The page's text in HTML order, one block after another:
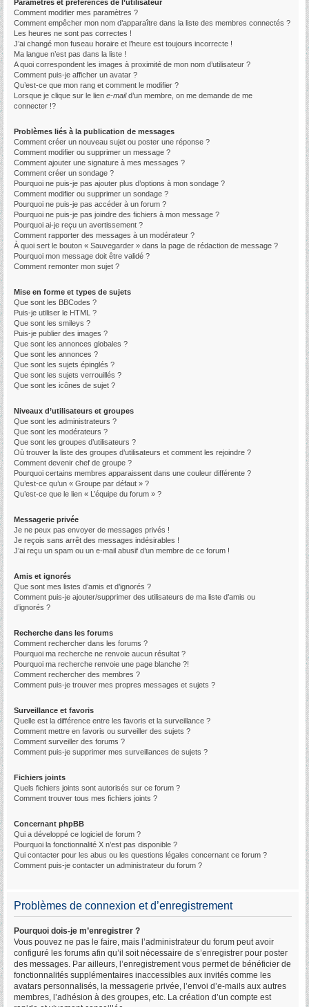
Paramètres et préférences de l’utilisateur
Comment modifier mes paramètres ?
Comment empêcher mon nom d’apparaître dans la liste des membres connectés ?
Les heures ne sont pas correctes !
J’ai changé mon fuseau horaire et l’heure est toujours incorrecte !
Ma langue n’est pas dans la liste !
A quoi correspondent les images à proximité de mon nom d’utilisateur ?
Comment puis-je afficher un avatar ?
Qu’est-ce que mon rang et comment le modifier ?
Lorsque je clique sur le lien e-maild’un membre, on me demande de me
connecter !?
Problèmes liés à la publication de messages
Comment créer un nouveau sujet ou poster une réponse ?
Comment modifier ou supprimer un message ?
Comment ajouter une signature à mes messages ?
Comment créer un sondage ?
Pourquoi ne puis-je pas ajouter plus d’options à mon sondage ?
Comment modifier ou supprimer un sondage ?
Pourquoi ne puis-je pas accéder à un forum ?
Pourquoi ne puis-je pas joindre des fichiers à mon message ?
Pourquoi ai-je reçu un avertissement ?
Comment rapporter des messages à un modérateur ?
À quoi sert le bouton « Sauvegarder » dans la page de rédaction de message ?
Pourquoi mon message doit être validé ?
Comment remonter mon sujet ?
Mise en forme et types de sujets
Que sont les BBCodes ?
Puis-je utiliser le HTML ?
Que sont les smileys ?
Puis-je publier des images ?
Que sont les annonces globales ?
Que sont les annonces ?
Que sont les sujets épinglés ?
Que sont les sujets verrouillés ?
Que sont les icônes de sujet ?
Niveaux d’utilisateurs et groupes
Que sont les administrateurs ?
Que sont les modérateurs ?
Que sont les groupes d’utilisateurs ?
Où trouver la liste des groupes d’utilisateurs et comment les rejoindre ?
Comment devenir chef de groupe ?
Pourquoi certains membres apparaissent dans une couleur différente ?
Qu’est-ce qu’un « Groupe par défaut » ?
Qu’est-ce que le lien « L’équipe du forum » ?
Messagerie privée
Je ne peux pas envoyer de messages privés !
Je reçois sans arrêt des messages indésirables !
J’ai reçu un spam ou un e-mail abusif d’un membre de ce forum !
Amis et ignorés
Que sont mes listes d’amis et d’ignorés ?
Comment puis-je ajouter/supprimer des utilisateurs de ma liste d’amis ou
d’ignorés ?
Recherche dans les forums
Comment rechercher dans les forums ?
Pourquoi ma recherche ne renvoie aucun résultat ?
Pourquoi ma recherche renvoie une page blanche ?!
Comment rechercher des membres ?
Comment puis-je trouver mes propres messages et sujets ?
Surveillance et favoris
Quelle est la différence entre les favoris et la surveillance ?
Comment mettre en favoris ou surveiller des sujets ?
Comment surveiller des forums ?
Comment puis-je supprimer mes surveillances de sujets ?
Fichiers joints
Quels fichiers joints sont autorisés sur ce forum ?
Comment trouver tous mes fichiers joints ?
Concernant phpBB
Qui a développé ce logiciel de forum ?
Pourquoi la fonctionnalité X n’est pas disponible ?
Qui contacter pour les abus ou les questions légales concernant ce forum ?
Comment puis-je contacter un administrateur du forum ?
Problèmes de connexion et d’enregistrement
Pourquoi dois-je m’enregistrer ?
Vous pouvez ne pas le faire, mais l’administrateur du forum peut avoir
configuré les forums afin qu’il soit nécessaire de s’enregistrer pour poster
des messages. Par ailleurs, l’enregistrement vous permet de bénéficier de
fonctionnalités supplémentaires inaccessibles aux invités comme les
avatars personnalisés, la messagerie privée, l’envoi d’e-mails aux autres
membres, l’adhésion à des groupes, etc. La création d’un compte est